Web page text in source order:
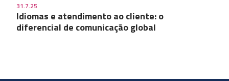
31.7.25
Idiomas e atendimento ao cliente: o
diferencial de comunicação global